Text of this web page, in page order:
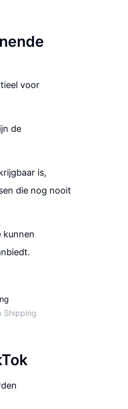
voor
de
is,
die nog nooit
kunnen
Shipping